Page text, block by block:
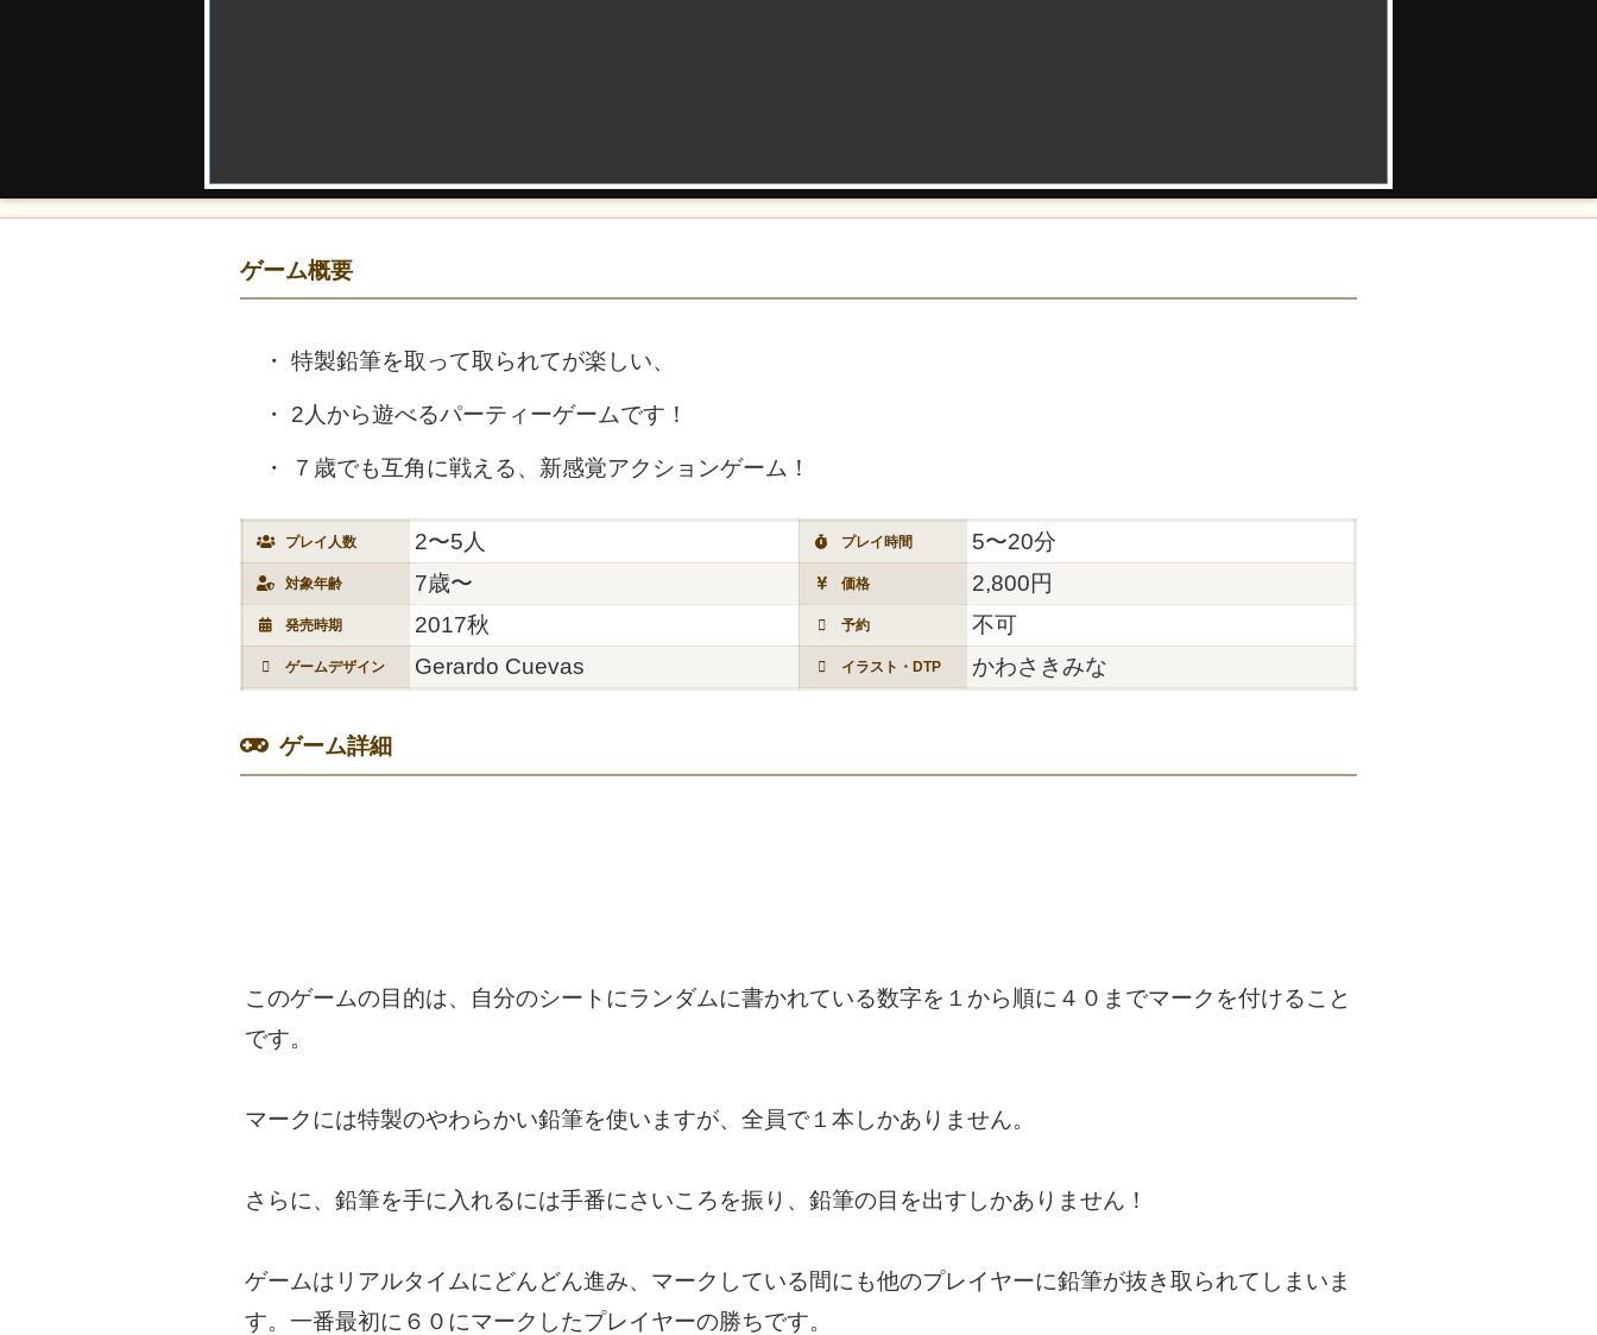
ゲーム概要
特製鉛筆を取って取られてが楽しい、
2人から遊べるパーティーゲームです！
７歳でも互角に戦える、新感覚アクションゲーム！
プレイ人数 2〜5人 プレイ時間 5〜20分
対象年齢 7歳〜 価格 2,800円
発売時期 2017秋 予約 不可
ゲームデザイン Gerardo Cuevas イラスト・DTP かわさきみな
ゲーム詳細
このゲームの目的は、自分のシートにランダムに書かれている数字を１から順に４０までマークを付けること
です。
マークには特製のやわらかい鉛筆を使いますが、全員で１本しかありません。
さらに、鉛筆を手に入れるには手番にさいころを振り、鉛筆の目を出すしかありません！
ゲームはリアルタイムにどんどん進み、マークしている間にも他のプレイヤーに鉛筆が抜き取られてしまいま
す。一番最初に６０にマークしたプレイヤーの勝ちです。